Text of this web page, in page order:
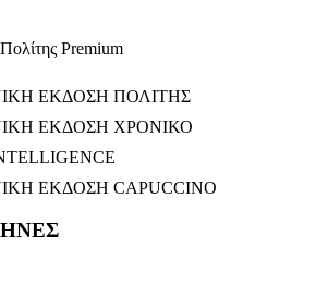
Premium
ΕΚΔΟΣΗ ΠΟΛΙΤΗΣ
ΕΚΔΟΣΗ ΧΡΟΝΙΚΟ
ΕΚΔΟΣΗ CAPUCCINO